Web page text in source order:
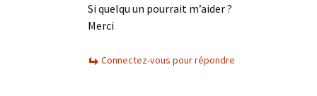
Si quelqu un pourrait m’aider ?
Merci
Connectez-vous pour répondre